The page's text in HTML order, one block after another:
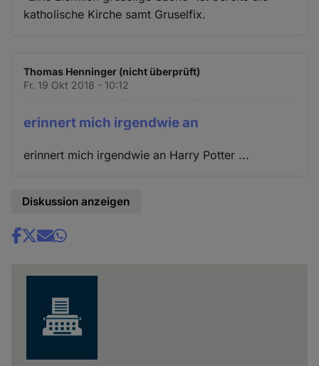
katholische Kirche samt Gruselfix.
Thomas Henninger (nicht überprüft)
Fr. 19 Okt 2018 - 10:12
erinnert mich irgendwie an
erinnert mich irgendwie an Harry Potter ...
Diskussion anzeigen
Share